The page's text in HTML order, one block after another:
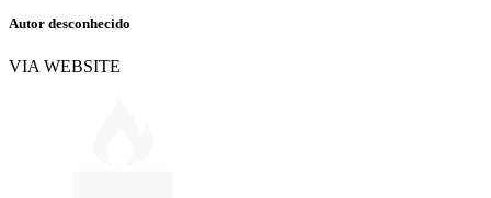
Autor desconhecido
VIA WEBSITE